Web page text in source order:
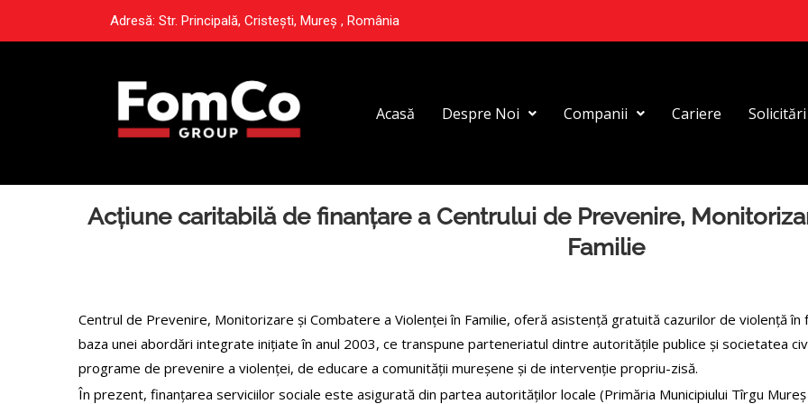
Adresă: Str. Principală, Cristești, Mureș , România
Acasă Despre Noi Companii Cariere
Acțiune caritabilă de finanțare a Centrului de Prevenire,
Familie
Centrul de Prevenire, Monitorizare și Combatere a Violenței în Familie, oferă asistență gratuită cazurilor de violență
baza unei abordări integrate inițiate în anul 2003, ce transpune parteneriatul dintre autoritățile publice și societatea
programe de prevenire a violenței, de educare a comunității mureșene și de intervenție propriu-zisă.
În prezent, finanțarea serviciilor sociale este asigurată din partea autorităților locale (Primăria Municipiului Tîrgu Mureș